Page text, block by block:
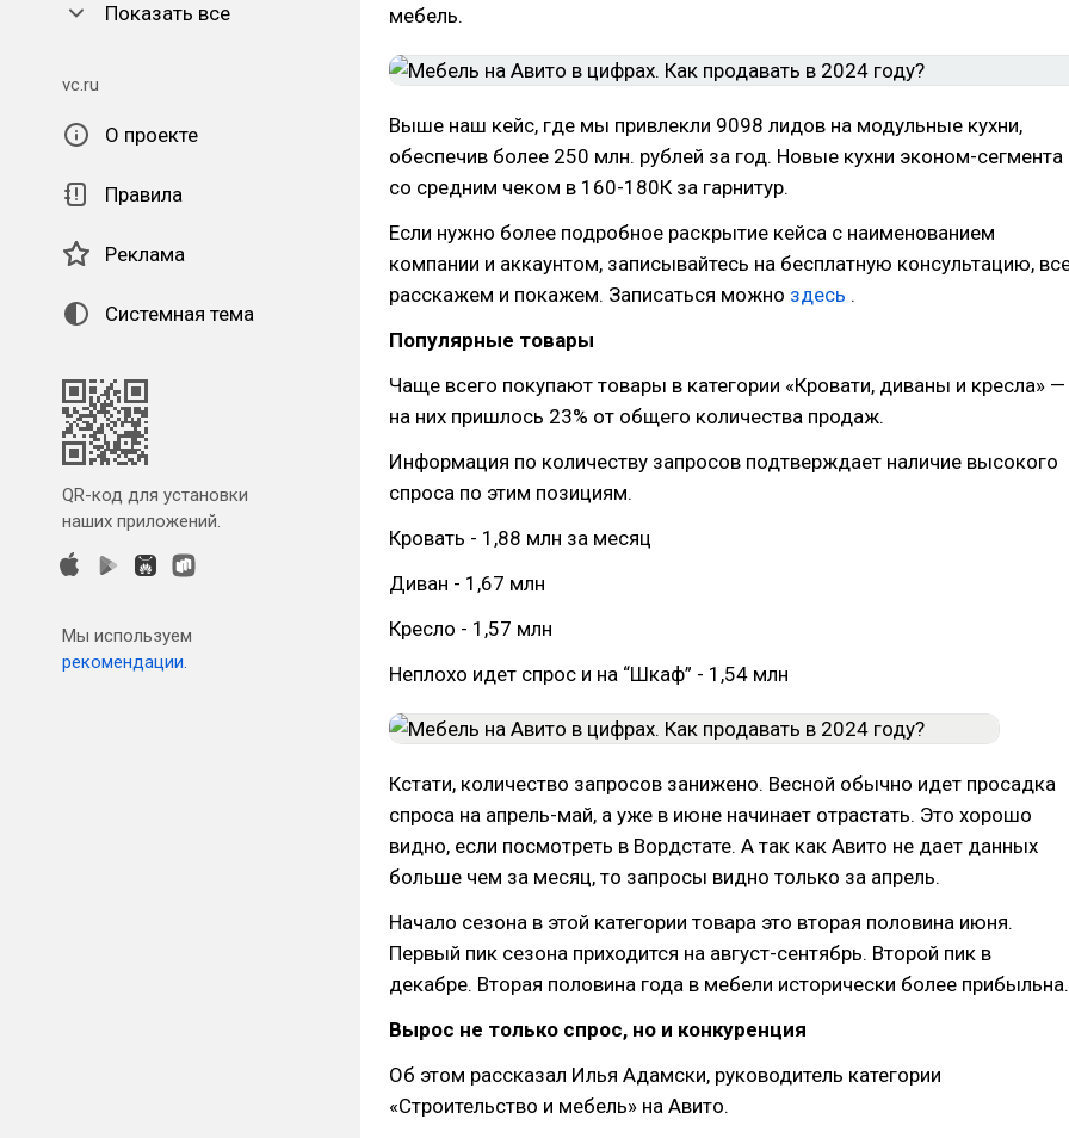
Показать все
vc.ru
О проекте
Правила
Реклама
Системная тема
QR-код для установки
наших приложений.
Мы используем
рекомендации.
мебель.
Выше наш кейс, где мы привлекли 9098 лидов на модульные кухни,
обеспечив более 250 млн. рублей за год. Новые кухни эконом-сегмента
со средним чеком в 160-180К за гарнитур.
Если нужно более подробное раскрытие кейса с наименованием
компании и аккаунтом, записывайтесь на бесплатную консультацию,
расскажем и покажем. Записаться можно здесь .
Популярные товары
Чаще всего покупают товары в категории «Кровати, диваны и кресла» —
на них пришлось 23% от общего количества продаж.
Информация по количеству запросов подтверждает наличие высокого
спроса по этим позициям.
Кровать - 1,88 млн за месяц
Диван - 1,67 млн
Кресло - 1,57 млн
Неплохо идет спрос и на “Шкаф” - 1,54 млн
Кстати, количество запросов занижено. Весной обычно идет просадка
спроса на апрель-май, а уже в июне начинает отрастать. Это хорошо
видно, если посмотреть в Вордстате. А так как Авито не дает данных
больше чем за месяц, то запросы видно только за апрель.
Начало сезона в этой категории товара это вторая половина июня.
Первый пик сезона приходится на август-сентябрь. Второй пик в
декабре. Вторая половина года в мебели исторически более прибыльна.
Вырос не только спрос, но и конкуренция
Об этом рассказал Илья Адамски, руководитель категории
«Строительство и мебель» на Авито.